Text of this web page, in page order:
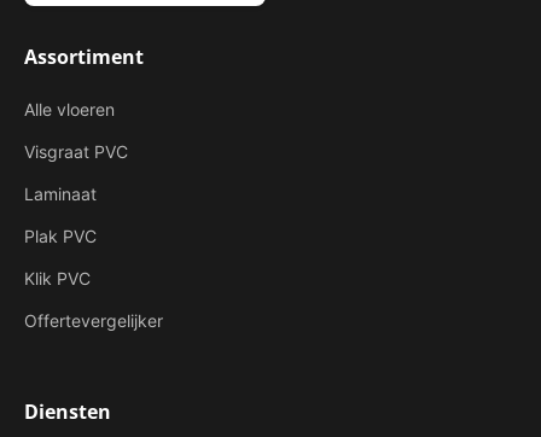
Assortiment
Alle vloeren
Visgraat PVC
Laminaat
Plak PVC
Klik PVC
Offertevergelijker
Diensten